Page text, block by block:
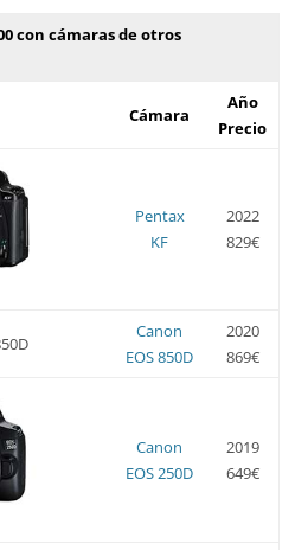
con cámaras de otros
Cámara
Año
Precio
Pentax
KF
2022
829€
Canon
EOS 850D
2020
869€
Canon
EOS 250D
2019
649€